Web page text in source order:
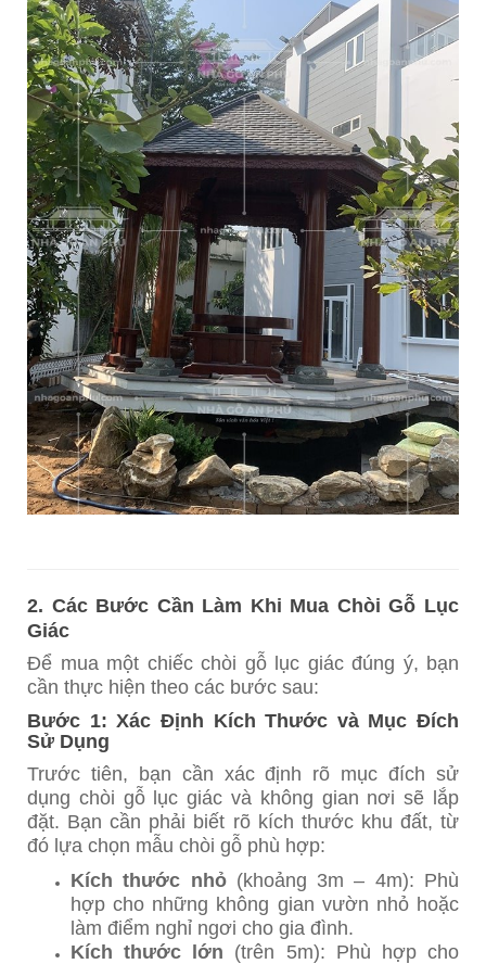
2. Các Bước Cần Làm Khi Mua Chòi Gỗ Lục
Giác
Để mua một chiếc chòi gỗ lục giác đúng ý, bạn
cần thực hiện theo các bước sau:
Bước 1: Xác Định Kích Thước và Mục Đích
Sử Dụng
Trước tiên, bạn cần xác định rõ mục đích sử
dụng chòi gỗ lục giác và không gian nơi sẽ lắp
đặt. Bạn cần phải biết rõ kích thước khu đất, từ
đó lựa chọn mẫu chòi gỗ phù hợp:
Kích thước nhỏ(khoảng 3m – 4m): Phù
hợp cho những không gian vườn nhỏ hoặc
làm điểm nghỉ ngơi cho gia đình.
Kích thước lớn (trên 5m): Phù hợp cho